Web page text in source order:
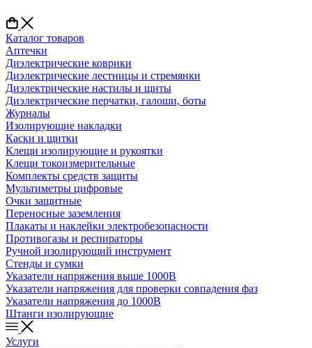
Каталог товаров
Аптечки
Диэлектрические коврики
Диэлектрические лестницы и стремянки
Диэлектрические настилы и щиты
Диэлектрические перчатки, галоши, боты
Журналы
Изолирующие накладки
Каски и щитки
Клещи изолирующие и рукоятки
Клещи токоизмерительные
Комплекты средств защиты
Мультиметры цифровые
Очки защитные
Переносные заземления
Плакаты и наклейки электробезопасности
Противогазы и респираторы
Ручной изолирующий инструмент
Стенды и сумки
Указатели напряжения выше 1000В
Указатели напряжения для проверки совпадения фаз
Указатели напряжения до 1000В
Штанги изолирующие
Услуги